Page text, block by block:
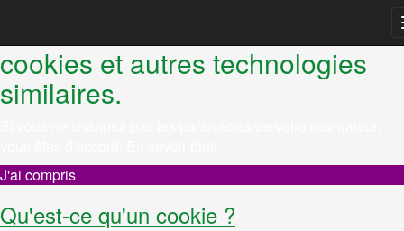
cookies et autres technologies
similaires.
J'ai compris
Qu'est-ce qu'un cookie ?